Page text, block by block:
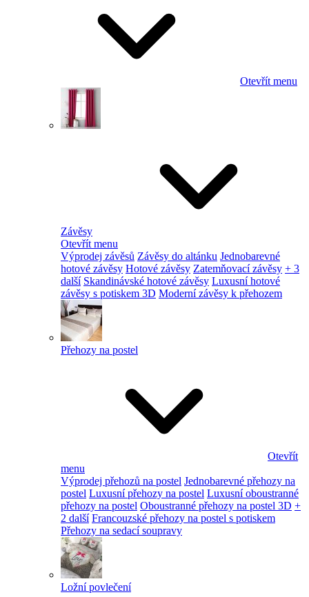
Otevřít menu
Závěsy
Otevřít menu
Výprodej závěsů Závěsy do altánku Jednobarevné
hotové závěsy Hotové závěsy Zatemňovací závěsy + 3
další Skandinávské hotové závěsy Luxusní hotové
závěsy s potiskem 3D Moderní závěsy k přehozem
Přehozy na postel
Otevřít
menu
Výprodej přehozů na postel Jednobarevné přehozy na
postel Luxusní přehozy na postel Luxusní oboustranné
přehozy na postel Oboustranné přehozy na postel 3D +
2 další Francouzské přehozy na postel s potiskem
Přehozy na sedací soupravy
Ložní povlečení